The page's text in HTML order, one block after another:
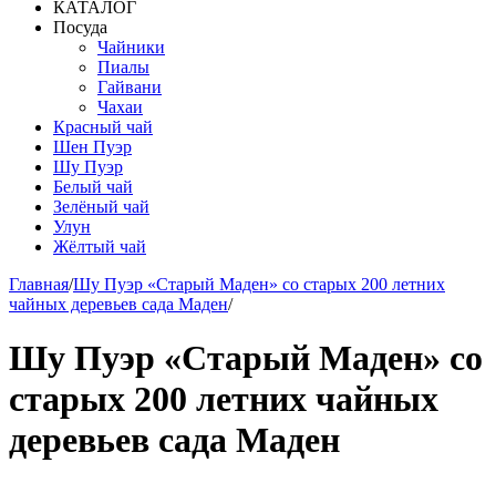
КАТАЛОГ
Посуда
Чайники
Пиалы
Гайвани
Чахаи
Красный чай
Шен Пуэр
Шу Пуэр
Белый чай
Зелёный чай
Улун
Жёлтый чай
Главная/Шу Пуэр «Старый Маден» со старых 200 летних
чайных деревьев сада Маден/
Шу Пуэр «Старый Маден» со
старых 200 летних чайных
деревьев сада Маден